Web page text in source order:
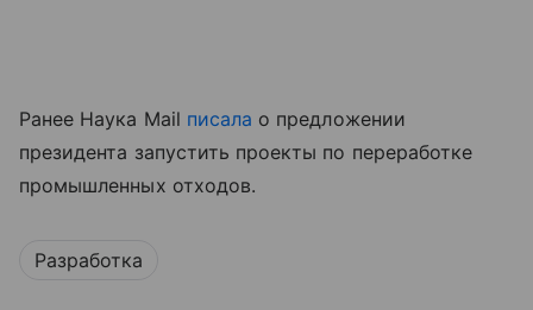
Ранее Наука Mail писала о предложении
президента запустить проекты по переработке
промышленных отходов.
Разработка